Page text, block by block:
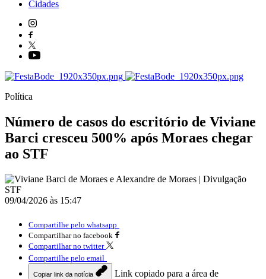
Cidades
Política
Número de casos do escritório de Viviane
Barci cresceu 500% após Moraes chegar
ao STF
09/04/2026 às 15:47
Compartilhe pelo whatsapp
Compartilhar no facebook
Compartilhar no twitter
Compartilhe pelo email
Copiar link da notícia
Link copiado para a área de